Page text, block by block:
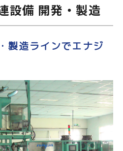
設備 開発・製造
製造ラインでエナジ